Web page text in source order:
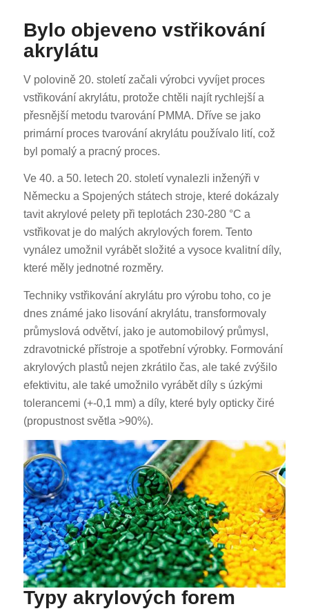
Bylo objeveno vstřikování
akrylátu
V polovině 20. století začali výrobci vyvíjet proces
vstřikování akrylátu, protože chtěli najít rychlejší a
přesnější metodu tvarování PMMA. Dříve se jako
primární proces tvarování akrylátu používalo lití, což
byl pomalý a pracný proces.
Ve 40. a 50. letech 20. století vynalezli inženýři v
Německu a Spojených státech stroje, které dokázaly
tavit akrylové pelety při teplotách 230-280 °C a
vstřikovat je do malých akrylových forem. Tento
vynález umožnil vyrábět složité a vysoce kvalitní díly,
které měly jednotné rozměry.
Techniky vstřikování akrylátu pro výrobu toho, co je
dnes známé jako lisování akrylátu, transformovaly
průmyslová odvětví, jako je automobilový průmysl,
zdravotnické přístroje a spotřební výrobky. Formování
akrylových plastů nejen zkrátilo čas, ale také zvýšilo
efektivitu, ale také umožnilo vyrábět díly s úzkými
tolerancemi (+-0,1 mm) a díly, které byly opticky čiré
(propustnost světla >90%).
Typy akrylových forem